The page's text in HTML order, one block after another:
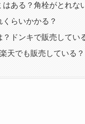
ある？角栓がとれな
らいかかる？
ドンキで販売してい
天でも販売している？